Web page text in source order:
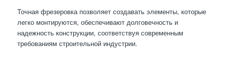
Точная фрезеровка позволяет создавать элементы, которые
легко монтируются, обеспечивают долговечность и
надежность конструкции, соответствуя современным
требованиям строительной индустрии.